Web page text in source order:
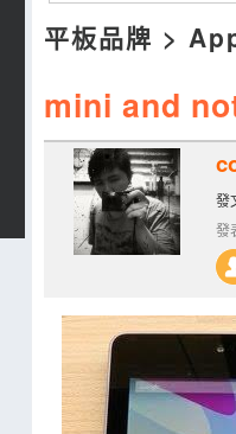
平板品牌 >
mini and
發
發